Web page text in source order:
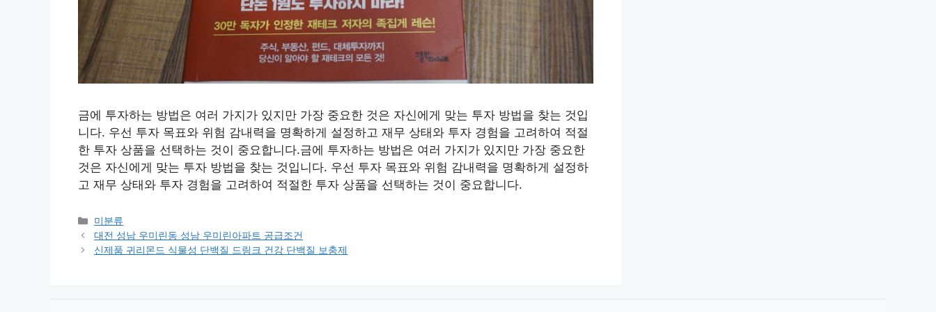
금에 투자하는 방법은 여러 가지가 있지만 가장 중요한 것은 자신에게 맞는 투자 방법을 찾는 것입
니다. 우선 투자 목표와 위험 감내력을 명확하게 설정하고 재무 상태와 투자 경험을 고려하여 적절
한 투자 상품을 선택하는 것이 중요합니다.금에 투자하는 방법은 여러 가지가 있지만 가장 중요한
것은 자신에게 맞는 투자 방법을 찾는 것입니다. 우선 투자 목표와 위험 감내력을 명확하게 설정하
고 재무 상태와 투자 경험을 고려하여 적절한 투자 상품을 선택하는 것이 중요합니다.
Categories
미분류
대전 성남 우미린동 성남 우미린아파트 공급조건
신제품 귀리몬드 식물성 단백질 드링크 건강 단백질 보충제